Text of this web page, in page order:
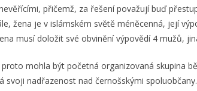
přičemž, za řešení považují buď
žena je v islámském světě méněcenná, její
musí doložit své obvinění výpovědí 4 mužů,
mohla být početná organizovaná skupina
svoji nadřazenost nad černošskými